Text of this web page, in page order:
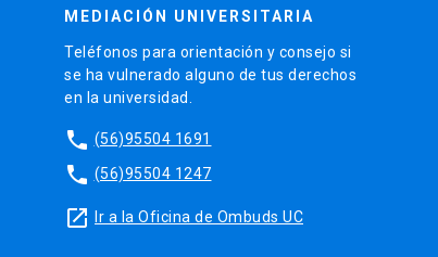
MEDIACIÓN UNIVERSITARIA
Teléfonos para orientación y consejo si
se ha vulnerado alguno de tus derechos
en la universidad.
phone (56)95504 1691
phone (56)95504 1247
launch Ir a la Oficina de Ombuds UC